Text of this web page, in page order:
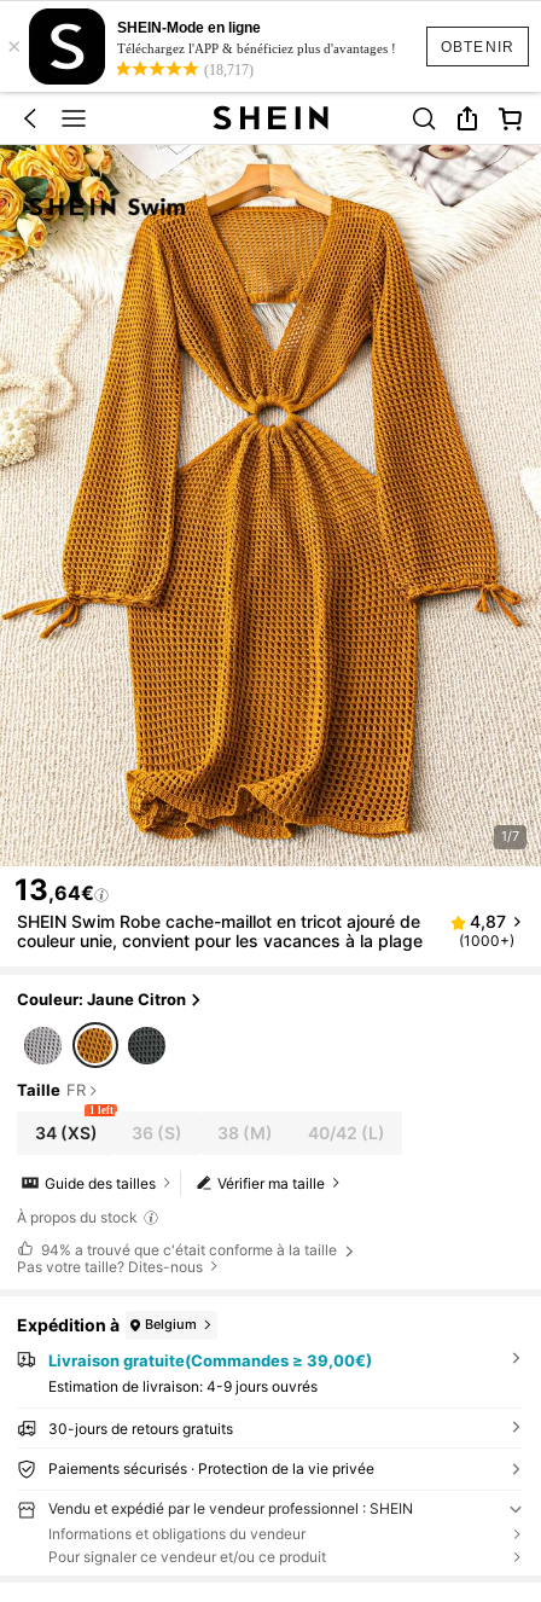
OBTENIR
×
SHEIN-Mode en ligne
Téléchargez l'APP & bénéficiez plus d'avantages !
(18,717)
1/7
13,64€
SHEIN Swim Robe cache-maillot en tricot ajouré de
couleur unie, convient pour les vacances à la plage
4,87
(1000+)
Couleur: Jaune Citron
Taille FR
34(XS)
1 left
36 (S) 38 (M) 40/42 (L)
Vérifier ma taille
Guide des tailles
À propos du stock
94% a trouvé que c'était conforme à la taille
Pas votre taille? Dites-nous
Expédition à Belgium
Livraison gratuite(Commandes ≥ 39,00€)
Estimation de livraison: 4-9 jours ouvrés
30-jours de retours gratuits
Paiements sécurisés · Protection de la vie privée
Vendu et expédié par le vendeur professionnel : SHEIN
Informations et obligations du vendeur
Pour signaler ce vendeur et/ou ce produit